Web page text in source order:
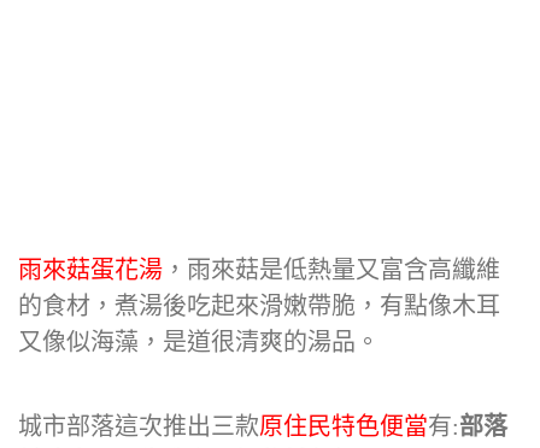
雨來菇蛋花湯 ，雨來菇是低熱量又富含高纖維
的食材，煮湯後吃起來滑嫩帶脆，有點像木耳
又像似海藻，是道很清爽的湯品。
城市部落這次推出三款原住民特色便當有:部落